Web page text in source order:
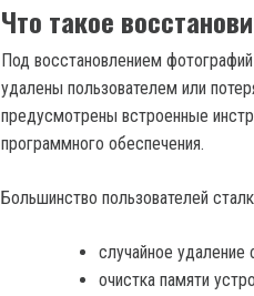
Что такое
Под восстановлением
удалены пользователем или
предусмотрены встроенные
программного обеспечения.
Большинство пользователей
случайное удаление
очистка памяти